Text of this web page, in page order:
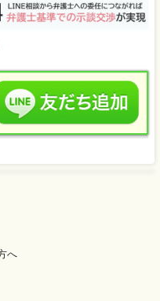
へ